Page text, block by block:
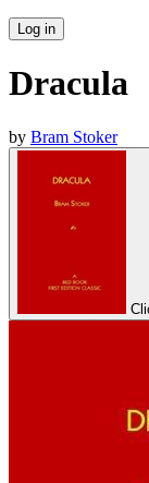
Log in
Dracula
by Bram Stoker